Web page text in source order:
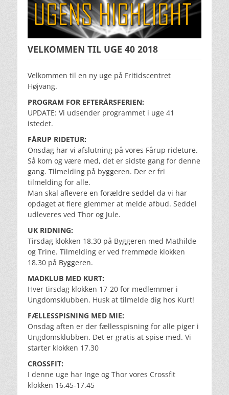
VELKOMMEN TIL UGE 40 2018
Velkommen til en ny uge på Fritidscentret
Højvang.
PROGRAM FOR EFTERÅRSFERIEN:
UPDATE: Vi udsender programmet i uge 41
istedet.
FÅRUP RIDETUR:
Onsdag har vi afslutning på vores Fårup rideture.
Så kom og være med, det er sidste gang for denne
gang. Tilmelding på byggeren. Der er fri
tilmelding for alle.
Man skal aflevere en forældre seddel da vi har
opdaget at flere glemmer at melde afbud. Seddel
udleveres ved Thor og Jule.
UK RIDNING:
Tirsdag klokken 18.30 på Byggeren med Mathilde
og Trine. Tilmelding er ved fremmøde klokken
18.30 på Byggeren.
MADKLUB MED KURT:
Hver tirsdag klokken 17-20 for medlemmer i
Ungdomsklubben. Husk at tilmelde dig hos Kurt!
FÆLLESSPISNING MED MIE:
Onsdag aften er der fællesspisning for alle piger i
Ungdomsklubben. Det er gratis at spise med. Vi
starter klokken 17.30
CROSSFIT:
I denne uge har Inge og Thor vores Crossfit
klokken 16.45-17.45